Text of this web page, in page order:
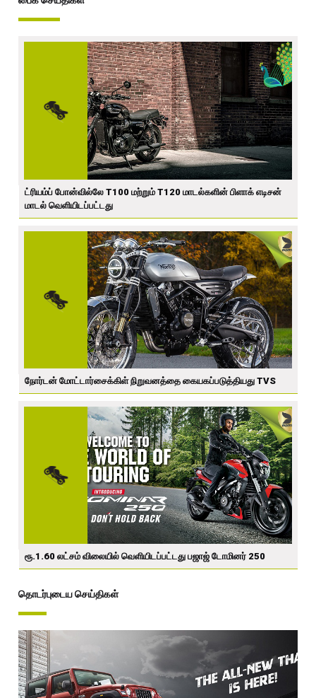
ட்ரியம்ப் போன்வில்லே T100 மற்றும் T120 மாடல்களின் பிளாக் எடிசன்
மாடல் வெளியிடப்பட்டது
நோர்டன் மோட்டார்சைக்கிள் நிறுவனத்தை கையகப்படுத்தியது TVS
ரூ.1.60 லட்சம் விலையில் வெளியிடப்பட்டது பஜாஜ் டோமினர் 250
தொடர்புடைய செய்திகள்